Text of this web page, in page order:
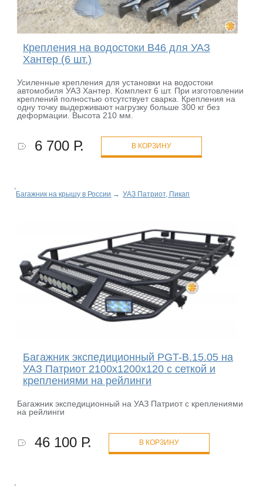
Крепления на водостоки B46 для УАЗ
Хантер (6 шт.)
Усиленные крепления для установки на водостоки
автомобиля УАЗ Хантер. Комплект 6 шт. При изготовлении
креплений полностью отсутствует сварка. Крепления на
одну точку выдерживают нагрузку больше 300 кг без
деформации. Высота 210 мм.
6 700 Р. В КОРЗИНУ
Багажник на крышу в России → УАЗ Патриот, Пикап
Багажник экспедиционный PGT-B.15.05 на
УАЗ Патриот 2100х1200х120 с сеткой и
креплениями на рейлинги
Багажник экспедиционный на УАЗ Патриот с креплениями
на рейлинги
46 100 Р. В КОРЗИНУ